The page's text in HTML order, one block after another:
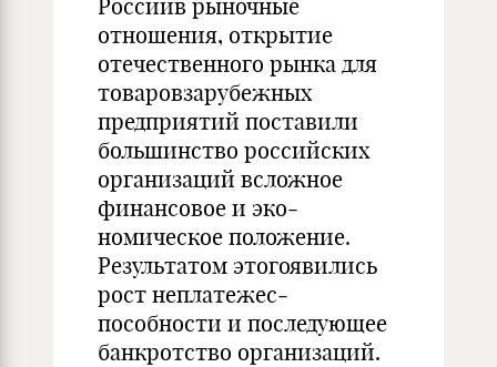
Россиив рыночные
отношения, открытие
отечественного рынка для
товаровзарубежных
предприятий постави­ли
большинство российских
организаций всложное
финансовое и эко­
номическое положение.
Результатом этогоявились
рост неплатежес­
пособности и последующее
банкротство организаций.